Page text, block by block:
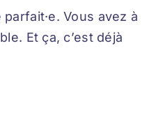
Vous avez à
Et ça, c’est déjà